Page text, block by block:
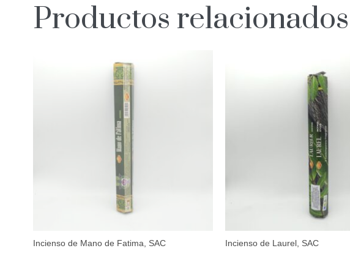
Productos relacionados
Incienso de Mano de Fatima, SAC Incienso de Laurel, SAC